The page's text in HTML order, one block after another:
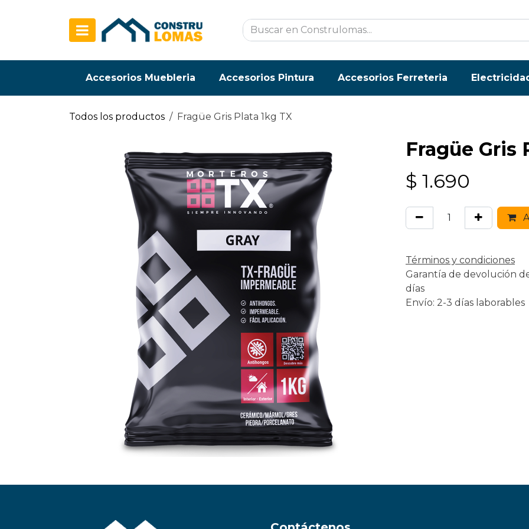
Accesorios Muebleria Accesorios Pintura Accesorios Ferreteria
Todos los productos Fragüe Gris Plata 1kg TX
Fragüe Gris
$ 1.690
Términos y condiciones
Garantía de devolución
días
Envío: 2-3 días laborables